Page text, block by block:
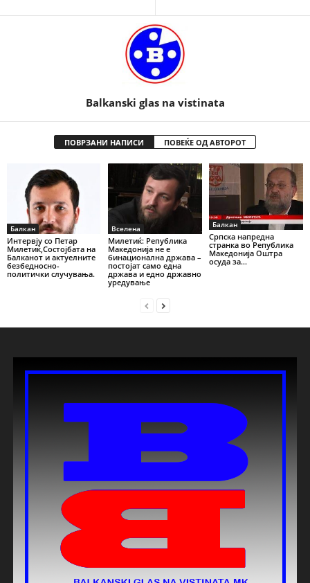
Balkanski glas na vistinata
ПОВРЗАНИ НАПИСИ ПОВЕЌЕ ОД АВТОРОТ
Балкан
Интервју со Петар
Милетиќ,Состојбата на
Балканот и актуелните
безбедносно-
политички случувања.
Вселена
Милетиќ: Република
Македонија не е
бинационална држава –
постојат само една
држава и едно државно
уредување
Балкан
Српска напредна
странка во Република
Македонија Оштра
осуда за...